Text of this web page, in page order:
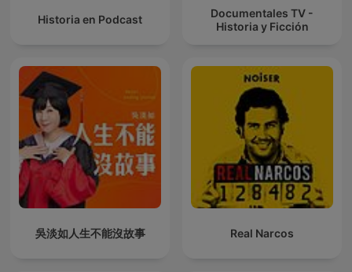
Historia en Podcast
Documentales TV -
Historia y Ficción
吳淡如人生不能沒故事 Real Narcos